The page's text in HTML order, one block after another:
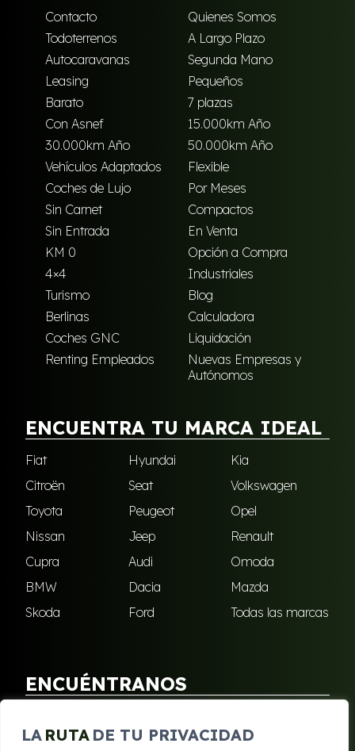
LA RUTA DE TU PRIVACIDAD
Contacto
Quienes Somos
Todoterrenos
A Largo Plazo
Autocaravanas
Segunda Mano
Leasing
Pequeños
Barato
7 plazas
Con Asnef
15.000km Año
30.000km Año
50.000km Año
Vehículos Adaptados
Flexible
Coches de Lujo
Por Meses
Sin Carnet
Compactos
Sin Entrada
En Venta
KM 0
Opción a Compra
4×4
Industriales
Turismo
Blog
Berlinas
Calculadora
Coches GNC
Liquidación
Renting Empleados
Nuevas Empresas y
Autónomos
ENCUENTRA TU MARCA IDEAL
Fiat Hyundai
Kia
Citroën
Seat
Volkswagen
Toyota
Peugeot
Opel
Nissan
Jeep
Renault
Cupra
Audi
Omoda
BMW
Dacia
Mazda
Skoda
Ford Todas las marcas
ENCUÉNTRANOS
Sangonera Verde
Santa Cruz